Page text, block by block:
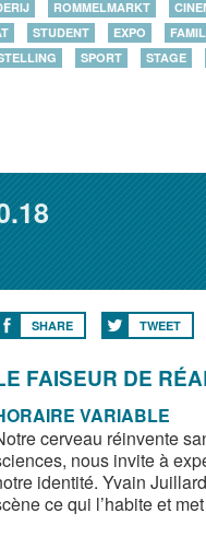
ROMMELMARKT
STUDENT EXPO
SPORT STAGE
SHARE TWEET
FAISEUR DE
VARIABLE
cerveau réinvente
nous invite à
identité. Yvain
ce qui l’habite et